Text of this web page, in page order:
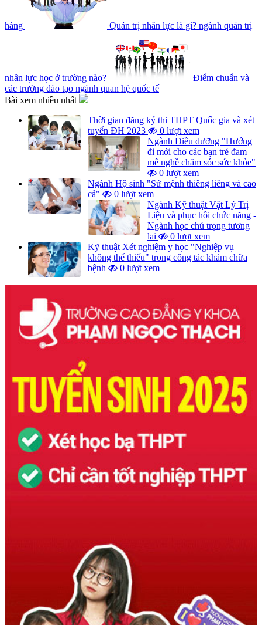
hàng Quản trị nhân lực là gì? ngành quản trị
nhân lực học ở trường nào?
Điểm chuẩn và
các trường đào tạo ngành quan hệ quốc tế
Bài xem nhiều nhất
Thời gian đăng ký thi THPT Quốc gia và xét
tuyển ĐH 2023
0 lượt xem
Ngành Điều dưỡng "Hướng
đi mới cho các bạn trẻ đam
mê nghề chăm sóc sức khỏe"
0 lượt xem
Ngành Hộ sinh "Sứ mệnh thiêng liêng và cao
cả"
0 lượt xem
Ngành Kỹ thuật Vật Lý Trị
Liệu và phục hồi chức năng -
Ngành học chú trọng tương
lai
0 lượt xem
Kỹ thuật Xét nghiệm y học "Nghiệp vụ
không thể thiếu" trong công tác khám chữa
bệnh
0 lượt xem